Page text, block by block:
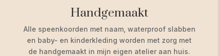
Handgemaakt
Alle speenkoorden met naam, waterproof slabben
en baby- en kinderkleding worden met zorg met
de handgemaakt in mijn eigen atelier aan huis.